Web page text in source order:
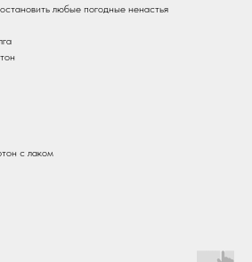
любые погодные ненастья
с лаком